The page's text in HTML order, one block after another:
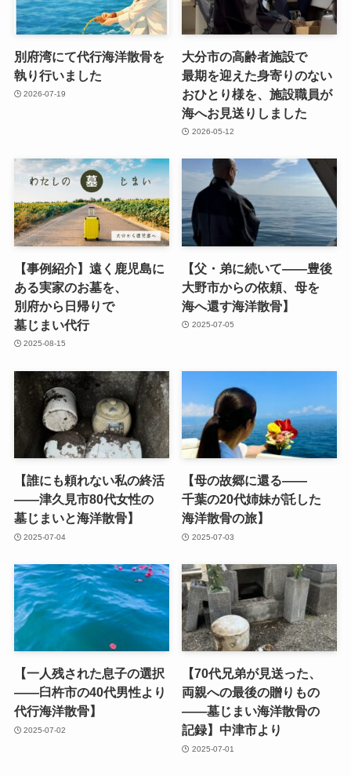
別府湾にて代行海洋散骨を​
執り​行いました
2026-07-19
大分市の​高齢者施設で​
最期を​迎えた​身寄りの​ない​
おひとり様を、​施設職員が​
海へお見送りしました
2026-05-12
【事例紹介】遠く​鹿児島に​
ある​実家の​お墓を、​
別府から​日帰りで​
墓じまい代行
2025-08-15
【父・弟に​続いて​——豊後​
大野市からの​依頼、​母を​
海へ還す海洋散骨】
2025-07-05
【誰にも​頼れない​私の​終活
——津久見市80​代女性の​
墓じまいと​海洋散骨】
2025-07-04
【母の​故郷に​還る​——
千葉の​20代姉妹が​託した​
海洋散骨の​旅】
2025-07-03
【一人残された​息子の​選択
——臼杵市の​40​代男性より​
代行海洋散骨】
2025-07-02
【70代兄弟が​見送った、​
両親への​最後の​贈りもの​
——墓じまい​海洋散骨の​
記録】中津市より
2025-07-01